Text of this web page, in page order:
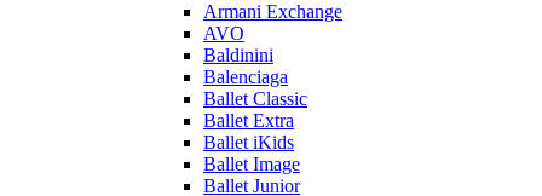
Armani Exchange
AVO
Baldinini
Balenciaga
Ballet Classic
Ballet Extra
Ballet iKids
Ballet Image
Ballet Junior